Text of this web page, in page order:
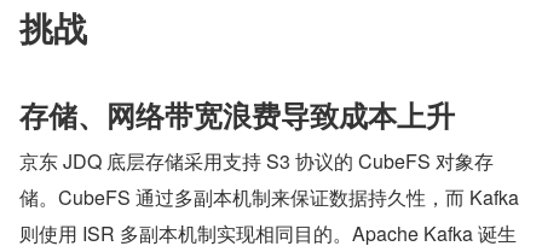
挑战
存储、网络带宽浪费导致成本上升
京东 JDQ 底层存储采用支持 S3 协议的 CubeFS 对象存
储。CubeFS 通过多副本机制来保证数据持久性，而 Kafka
则使用 ISR 多副本机制实现相同目的。Apache Kafka 诞生